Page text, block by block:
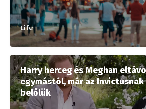
Life
Harry herceg és Meghan
egymástól, már az Invictusnak
belőlük